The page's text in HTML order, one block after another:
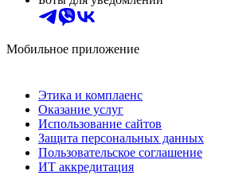
Мобильное приложение
Этика и комплаенс
Оказание услуг
Использование сайтов
Защита персональных данных
Пользовательское соглашение
ИТ аккредитация